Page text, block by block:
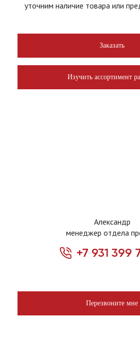
уточним наличие товара или
Заказать
Изучить ассортимент
Александр
менеджер отдела
+7 931 399
Перезвоните мне